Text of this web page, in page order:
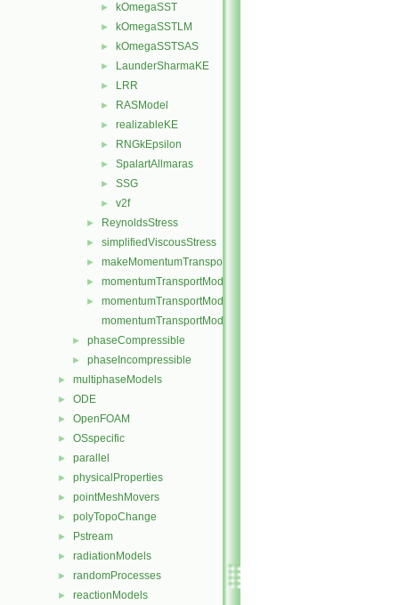
► kOmegaSST
► kOmegaSSTLM
► kOmegaSSTSAS
► LaunderSharmaKE
► LRR
► RASModel
► realizableKE
► RNGkEpsilon
► SpalartAllmaras
► SSG
► v2f
► ReynoldsStress
► simplifiedViscousStress
► makeMomentumTransportModel.H
► momentumTransportModel.C
►
momentumTransportModel.H
momentumTransportModelTemplates.C
► phaseCompressible
► phaseIncompressible
► multiphaseModels
► ODE
► OpenFOAM
► OSspecific
► parallel
► physicalProperties
► pointMeshMovers
► polyTopoChange
► Pstream
► radiationModels
► randomProcesses
► reactionModels